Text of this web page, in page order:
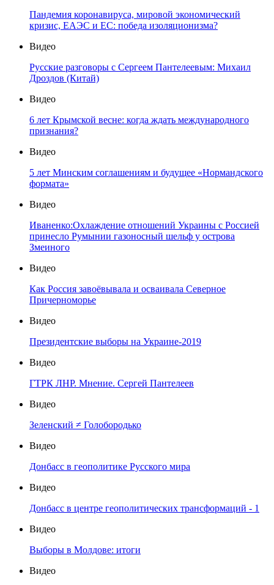
Пандемия коронавируса, мировой экономический
кризис, ЕАЭС и ЕС: победа изоляционизма?
Видео
Русские разговоры с Сергеем Пантелеевым: Михаил
Дроздов (Китай)
Видео
6 лет Крымской весне: когда ждать международного
признания?
Видео
5 лет Минским соглашениям и будущее «Нормандского
формата»
Видео
Иваненко:Охлаждение отношений Украины с Россией
принесло Румынии газоносный шельф у острова
Змеиного
Видео
Как Россия завоёвывала и осваивала Северное
Причерноморье
Видео
Президентские выборы на Украине-2019
Видео
ГТРК ЛНР. Мнение. Сергей Пантелеев
Видео
Зеленский ≠ Голобородько
Видео
Донбасс в геополитике Русского мира
Видео
Донбасс в центре геополитических трансформаций - 1
Видео
Выборы в Молдове: итоги
Видео